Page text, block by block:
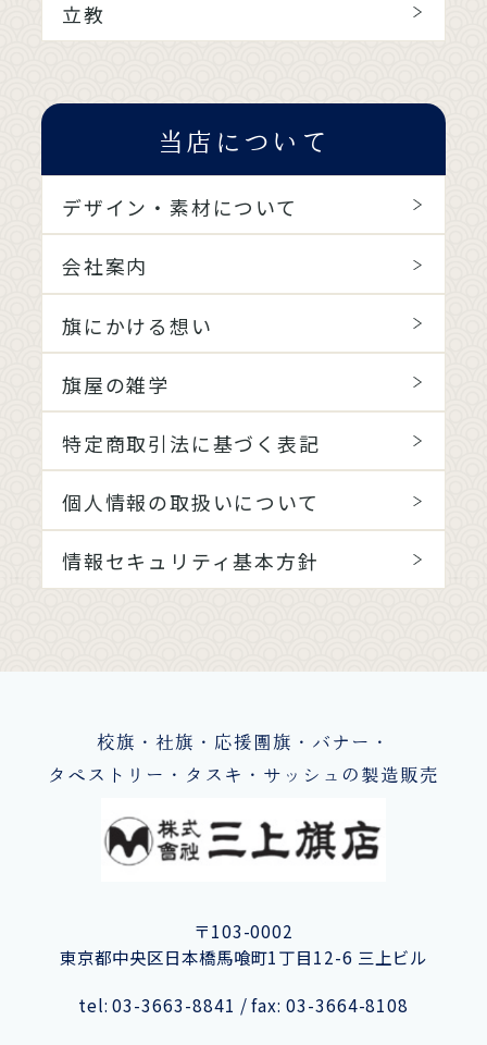
立教
当店について
デザイン・素材について
会社案内
旗にかける想い
旗屋の雑学
特定商取引法に基づく表記
個人情報の取扱いについて
情報セキュリティ基本方針
校旗・社旗・応援團旗・バナー・
タペストリー・タスキ・サッシュの製造販売
〒103-0002
東京都中央区日本橋馬喰町1丁目12-6 三上ビル
tel: 03-3663-8841 / fax: 03-3664-8108